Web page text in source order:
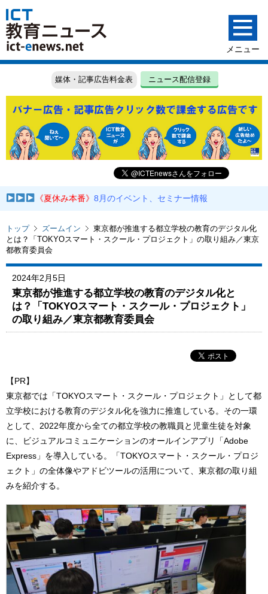
媒体・記事広告料金表 ニュース配信登録
《夏休み本番》8月のイベント、セミナー情報
トップ ズームイン
東京都が推進する都立学校の教育のデジタル化
とは？「TOKYOスマート・スクール・プロジェクト」の取り組み／東京
都教育委員会
2024年2月5日
東京都が推進する都立学校の教育のデジタル化と
は？「TOKYOスマート・スクール・プロジェクト」
の取り組み／東京都教育委員会
【PR】
東京都では「TOKYOスマート・スクール・プロジェクト」として都
立学校における教育のデジタル化を強力に推進している。その一環
として、2022年度から全ての都立学校の教職員と児童生徒を対象
に、ビジュアルコミュニケーションのオールインアプリ「Adobe
Express」を導入している。「TOKYOスマート・スクール・プロジ
ェクト」の全体像やアドビツールの活用について、東京都の取り組
みを紹介する。